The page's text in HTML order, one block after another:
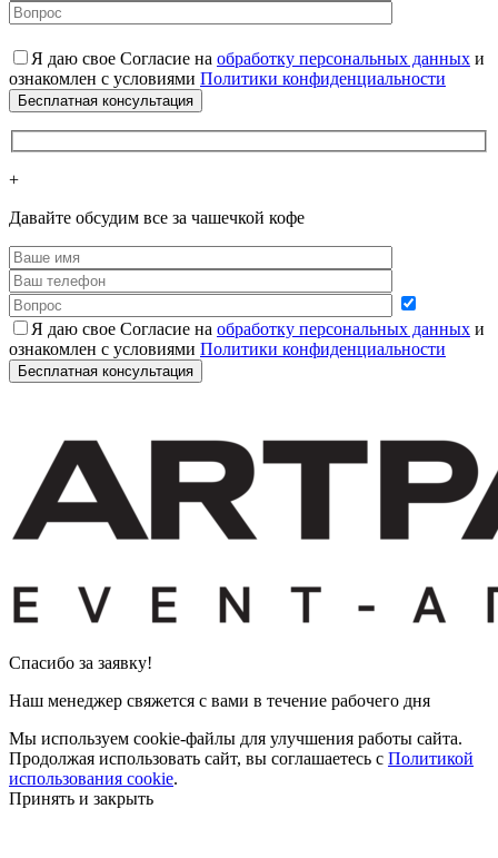
Я даю свое Согласие на обработку персональных данных и
ознакомлен с условиями Политики конфиденциальности
+
Давайте обсудим все за чашечкой кофе
Я даю свое Согласие на обработку персональных данных и
ознакомлен с условиями Политики конфиденциальности
Cпасибо за заявку!
Наш менеджер свяжется с вами в течение рабочего дня
Мы используем cookie-файлы для улучшения работы сайта.
Продолжая использовать сайт, вы соглашаетесь с Политикой
использования cookie.
Принять и закрыть